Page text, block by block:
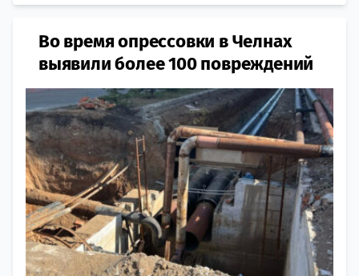
Во время опрессовки в Челнах
выявили более 100 повреждений